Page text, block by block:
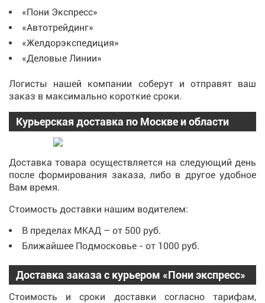
«Пони Экспресс»
«Автотрейдинг»
«Желдорэкспедиция»
«Деловые Линии»
Логисты нашей компании соберут и отправят ваш
заказ в максимально короткие сроки.
Курьерская доставка по Москве и области
Доставка товара осуществляется на следующий день
после формирования заказа, либо в другое удобное
Вам время.
Стоимость доставки нашим водителем:
В пределах МКАД – от 500 руб.
Ближайшее Подмосковье - от 1000 руб.
Доставка заказа с курьером «Пони экспресс»
Стоимость и сроки доставки согласно тарифам,